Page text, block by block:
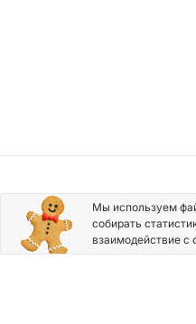
Подписывайтесь
на новости и акции
Мы используем
собирать
взаимодействие с